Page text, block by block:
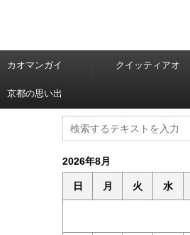
カオマンガイ クイッティアオ
京都の思い出
2026年8月
日 月 火 水